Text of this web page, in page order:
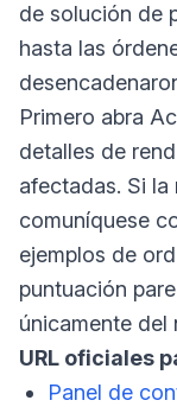
de solución de
hasta las
Primero abra
detalles de
afectadas. Si
comuníquese
ejemplos de
puntuación
únicamente del
URL oficiales
Panel de